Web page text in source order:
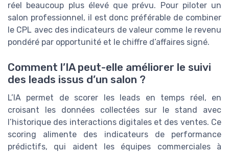
réel beaucoup plus élevé que prévu. Pour piloter un
salon professionnel, il est donc préférable de combiner
le CPL avec des indicateurs de valeur comme le revenu
pondéré par opportunité et le chiffre d’affaires signé.
Comment l’IA peut-elle améliorer le suivi
des leads issus d’un salon ?
L’IA permet de scorer les leads en temps réel, en
croisant les données collectées sur le stand avec
l’historique des interactions digitales et des ventes. Ce
scoring alimente des indicateurs de performance
prédictifs, qui aident les équipes commerciales à